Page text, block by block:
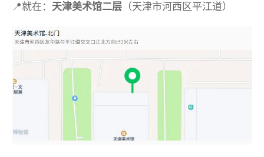
📍就在： 天津美术馆二层 （天津市河西区平江道）